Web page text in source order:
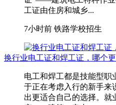
工证由住房和城乡...
7小时前 铁路学校招生
换行业电工证和焊工证，哪个
电工和焊工都是技能型职
于正在考虑入行的新手来
出更适合自己的选择。就